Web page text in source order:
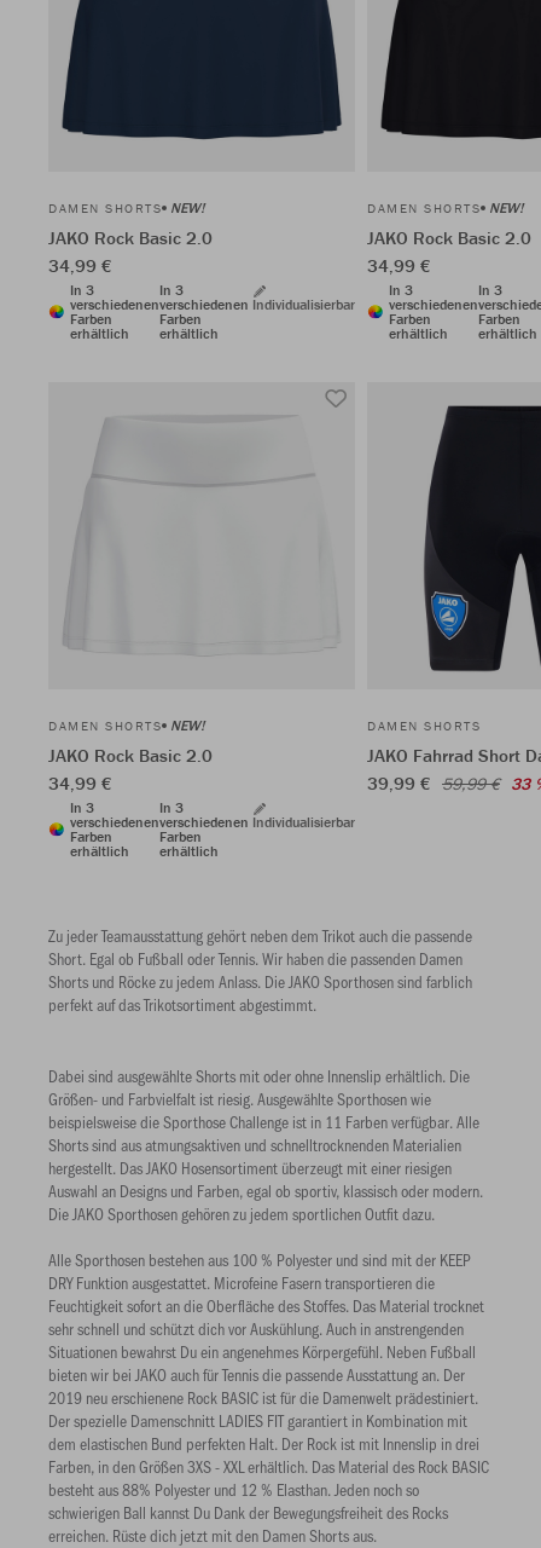
DAMEN SHORTS NEW!
JAKO Rock Basic 2.0
34,99 €
In 3
verschiedenen
Farben
erhältlich
In 3
verschiedenen
Farben
erhältlich
Individualisierbar
DAMEN SHORTS NEW!
JAKO Rock Basic 2.0
34,99 €
In 3
verschiedenen
Farben
erhältlich
In 3
Farben
erhältlich
DAMEN SHORTS NEW!
JAKO Rock Basic 2.0
34,99 €
In 3
verschiedenen
Farben
erhältlich
In 3
verschiedenen
Farben
erhältlich
Individualisierbar
DAMEN SHORTS
JAKO Fahrrad Short
39,99 € 59,99 € 33
Zu jeder Teamausstattung gehört neben dem Trikot auch die passende
Short. Egal ob Fußball oder Tennis. Wir haben die passenden Damen
Shorts und Röcke zu jedem Anlass. Die JAKO Sporthosen sind farblich
perfekt auf das Trikotsortiment abgestimmt.
Dabei sind ausgewählte Shorts mit oder ohne Innenslip erhältlich. Die
Größen- und Farbvielfalt ist riesig. Ausgewählte Sporthosen wie
beispielsweise die Sporthose Challenge ist in 11 Farben verfügbar. Alle
Shorts sind aus atmungsaktiven und schnelltrocknenden Materialien
hergestellt. Das JAKO Hosensortiment überzeugt mit einer riesigen
Auswahl an Designs und Farben, egal ob sportiv, klassisch oder modern.
Die JAKO Sporthosen gehören zu jedem sportlichen Outfit dazu.
Alle Sporthosen bestehen aus 100 % Polyester und sind mit der KEEP
DRY Funktion ausgestattet. Microfeine Fasern transportieren die
Feuchtigkeit sofort an die Oberfläche des Stoffes. Das Material trocknet
sehr schnell und schützt dich vor Auskühlung. Auch in anstrengenden
Situationen bewahrst Du ein angenehmes Körpergefühl. Neben Fußball
bieten wir bei JAKO auch für Tennis die passende Ausstattung an. Der
2019 neu erschienene Rock BASIC ist für die Damenwelt prädestiniert.
Der spezielle Damenschnitt LADIES FIT garantiert in Kombination mit
dem elastischen Bund perfekten Halt. Der Rock ist mit Innenslip in drei
Farben, in den Größen 3XS - XXL erhältlich. Das Material des Rock BASIC
besteht aus 88% Polyester und 12 % Elasthan. Jeden noch so
schwierigen Ball kannst Du Dank der Bewegungsfreiheit des Rocks
erreichen. Rüste dich jetzt mit den Damen Shorts aus.